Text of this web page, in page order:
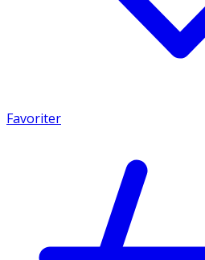
Favoriter